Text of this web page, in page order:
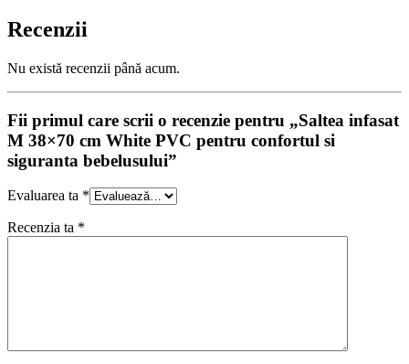
Recenzii
Nu există recenzii până acum.
Fii primul care scrii o recenzie pentru „Saltea infasat
M 38×70 cm White PVC pentru confortul si
siguranta bebelusului”
Evaluarea ta *
Recenzia ta *